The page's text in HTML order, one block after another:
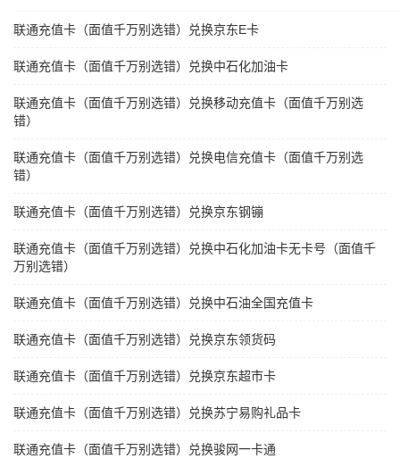
联通充值卡（面值千万别选错）兑换京东E卡
联通充值卡（面值千万别选错）兑换中石化加油卡
联通充值卡（面值千万别选错）兑换移动充值卡（面值千万别选
错）
联通充值卡（面值千万别选错）兑换电信充值卡（面值千万别选
错）
联通充值卡（面值千万别选错）兑换京东钢镚
联通充值卡（面值千万别选错）兑换中石化加油卡无卡号（面值千
万别选错）
联通充值卡（面值千万别选错）兑换中石油全国充值卡
联通充值卡（面值千万别选错）兑换京东领货码
联通充值卡（面值千万别选错）兑换京东超市卡
联通充值卡（面值千万别选错）兑换苏宁易购礼品卡
联通充值卡（面值千万别选错）兑换骏网一卡通